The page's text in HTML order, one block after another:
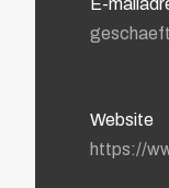
E-
Website
https://